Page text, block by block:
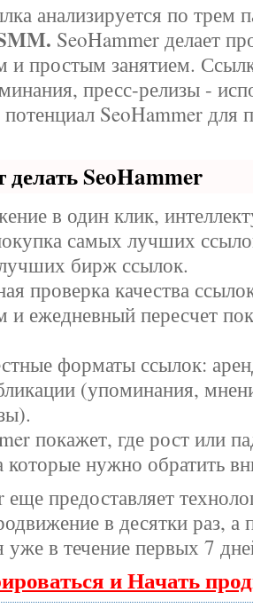
анализируется по трем
SeoHammer делает
и простым занятием.
пресс-релизы -
SeoHammer для
делать SeoHammer
в один клик,
самых лучших
бирж ссылок.
проверка качества
и ежедневный пересчет
форматы ссылок:
(упоминания,
покажет, где рост или
которые нужно обратить
еще предоставляет
в десятки раз, а
уже в течение первых 7
и Начать